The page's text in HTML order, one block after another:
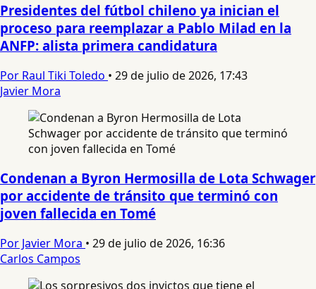
Presidentes del fútbol chileno ya inician el
proceso para reemplazar a Pablo Milad en la
ANFP: alista primera candidatura
Por Raul Tiki Toledo • 29 de julio de 2026, 17:43
Javier Mora
Condenan a Byron Hermosilla de Lota Schwager
por accidente de tránsito que terminó con
joven fallecida en Tomé
Por Javier Mora • 29 de julio de 2026, 16:36
Carlos Campos